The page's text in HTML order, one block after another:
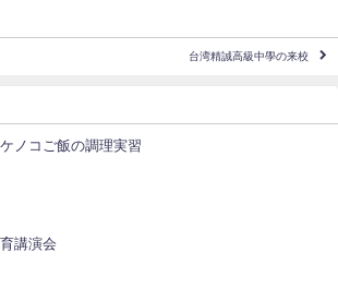
台湾精誠高級中學の来校
ノコご飯の調理実習
講演会